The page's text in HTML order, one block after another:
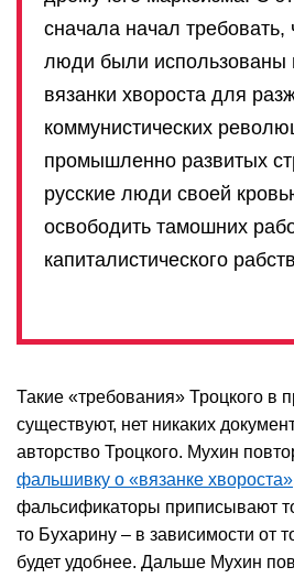
сначала начал требовать,
люди были использованы
вязанки хвороста для
коммунистических
промышленно развитых
русские люди своей
освободить тамошних
капиталистического
Такие «требования» Троцкого в
существуют, нет никаких
авторство Троцкого. Мухин
фальшивку о «вязанке хвороста»
фальсификаторы приписывают
то Бухарину – в зависимости от
будет удобнее. Дальше Мухин